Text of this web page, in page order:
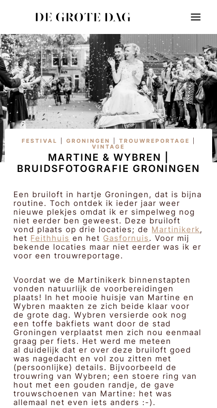
FESTIVAL GRONINGEN TROUWREPORTAGE
VINTAGE
MARTINE & WYBREN |
BRUIDSFOTOGRAFIE GRONINGEN
Een bruiloft in hartje Groningen, dat is bijna
routine. Toch ontdek ik ieder jaar weer
nieuwe plekjes omdat ik er simpelweg nog
niet eerder ben geweest. Deze bruiloft
vond plaats op drie locaties; de Martinikerk,
het Feithhuis en hetGasfornuis . Voor mij
bekende locaties maar niet eerder was ik er
voor een trouwreportage.
Voordat we de Martinikerk binnenstapten
vonden natuurlijk de voorbereidingen
plaats! In het mooie huisje van Martine en
Wybren maakten ze zich beide klaar voor
de grote dag. Wybren versierde ook nog
een toffe bakfiets want door de stad
Groningen verplaatst men zich nou eenmaal
graag per fiets. Het werd me meteen
al duidelijk dat er over deze bruiloft goed
was nagedacht en vol zou zitten met
(persoonlijke) details. Bijvoorbeeld de
trouwring van Wybren; een stoere ring van
hout met een gouden randje, de gave
trouwschoenen van Martine: het was
allemaal net even iets anders :-).